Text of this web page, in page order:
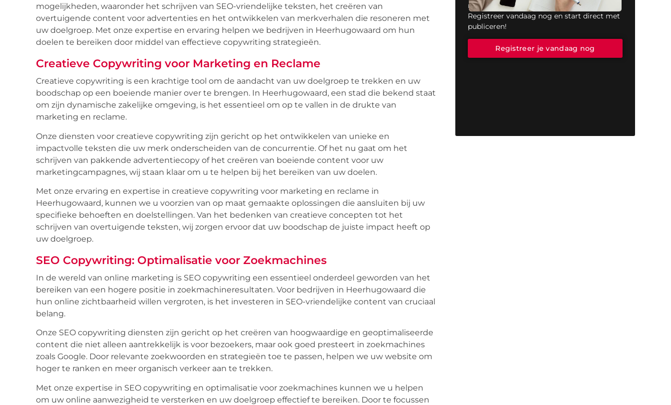
mogelijkheden, waaronder het schrijven van SEO-vriendelijke teksten, het creëren van
overtuigende content voor advertenties en het ontwikkelen van merkverhalen die resoneren met
uw doelgroep. Met onze expertise en ervaring helpen we bedrijven in Heerhugowaard om hun
doelen te bereiken door middel van effectieve copywriting strategieën.
Creatieve Copywriting voor Marketing en Reclame
Creatieve copywriting is een krachtige tool om de aandacht van uw doelgroep te trekken en uw
boodschap op een boeiende manier over te brengen. In Heerhugowaard, een stad die bekend staat
om zijn dynamische zakelijke omgeving, is het essentieel om op te vallen in de drukte van
marketing en reclame.
Onze diensten voor creatieve copywriting zijn gericht op het ontwikkelen van unieke en
impactvolle teksten die uw merk onderscheiden van de concurrentie. Of het nu gaat om het
schrijven van pakkende advertentiecopy of het creëren van boeiende content voor uw
marketingcampagnes, wij staan klaar om u te helpen bij het bereiken van uw doelen.
Met onze ervaring en expertise in creatieve copywriting voor marketing en reclame in
Heerhugowaard, kunnen we u voorzien van op maat gemaakte oplossingen die aansluiten bij uw
specifieke behoeften en doelstellingen. Van het bedenken van creatieve concepten tot het
schrijven van overtuigende teksten, wij zorgen ervoor dat uw boodschap de juiste impact heeft op
uw doelgroep.
SEO Copywriting: Optimalisatie voor Zoekmachines
In de wereld van online marketing is SEO copywriting een essentieel onderdeel geworden van het
bereiken van een hogere positie in zoekmachineresultaten. Voor bedrijven in Heerhugowaard die
hun online zichtbaarheid willen vergroten, is het investeren in SEO-vriendelijke content van cruciaal
belang.
Onze SEO copywriting diensten zijn gericht op het creëren van hoogwaardige en geoptimaliseerde
content die niet alleen aantrekkelijk is voor bezoekers, maar ook goed presteert in zoekmachines
zoals Google. Door relevante zoekwoorden en strategieën toe te passen, helpen we uw website om
hoger te ranken en meer organisch verkeer aan te trekken.
Met onze expertise in SEO copywriting en optimalisatie voor zoekmachines kunnen we u helpen
om uw online aanwezigheid te versterken en uw doelgroep effectief te bereiken. Door te focussen
mogelijkheid om jouw stem te laten horen.
Registreer vandaag nog en start direct met
publiceren!
Registreer je vandaag nog